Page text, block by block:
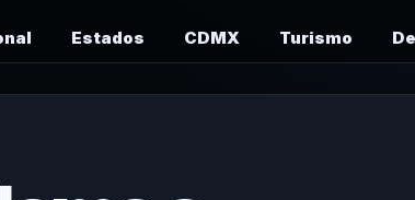
Estados CDMX Turismo